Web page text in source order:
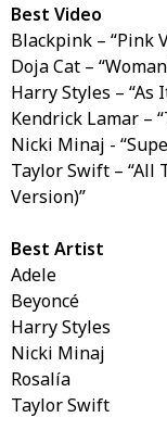
Best Video
Blackpink – “Pink
Doja Cat –
Harry Styles – “As
Kendrick Lamar –
Nicki Minaj -
Taylor Swift – “All
Version)”
Best Artist
Adele
Beyoncé
Harry Styles
Nicki Minaj
Rosalía
Taylor Swift